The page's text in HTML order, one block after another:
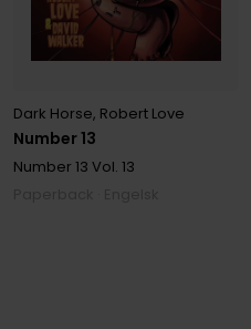
Number 13
Dark Horse, Robert Love
Number 13 Vol. 13